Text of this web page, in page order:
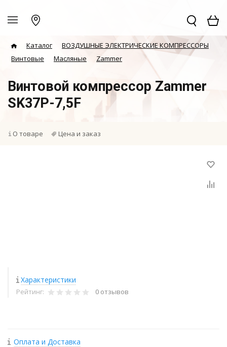
Каталог
ВОЗДУШНЫЕ ЭЛЕКТРИЧЕСКИЕ КОМПРЕССОРЫ
Винтовые
Масляные Zammer
Винтовой компрессор Zammer
SK37P-7,5F
О товаре Цена и заказ
Характеристики
Рейтинг: 0 отзывов
Оплата и Доставка